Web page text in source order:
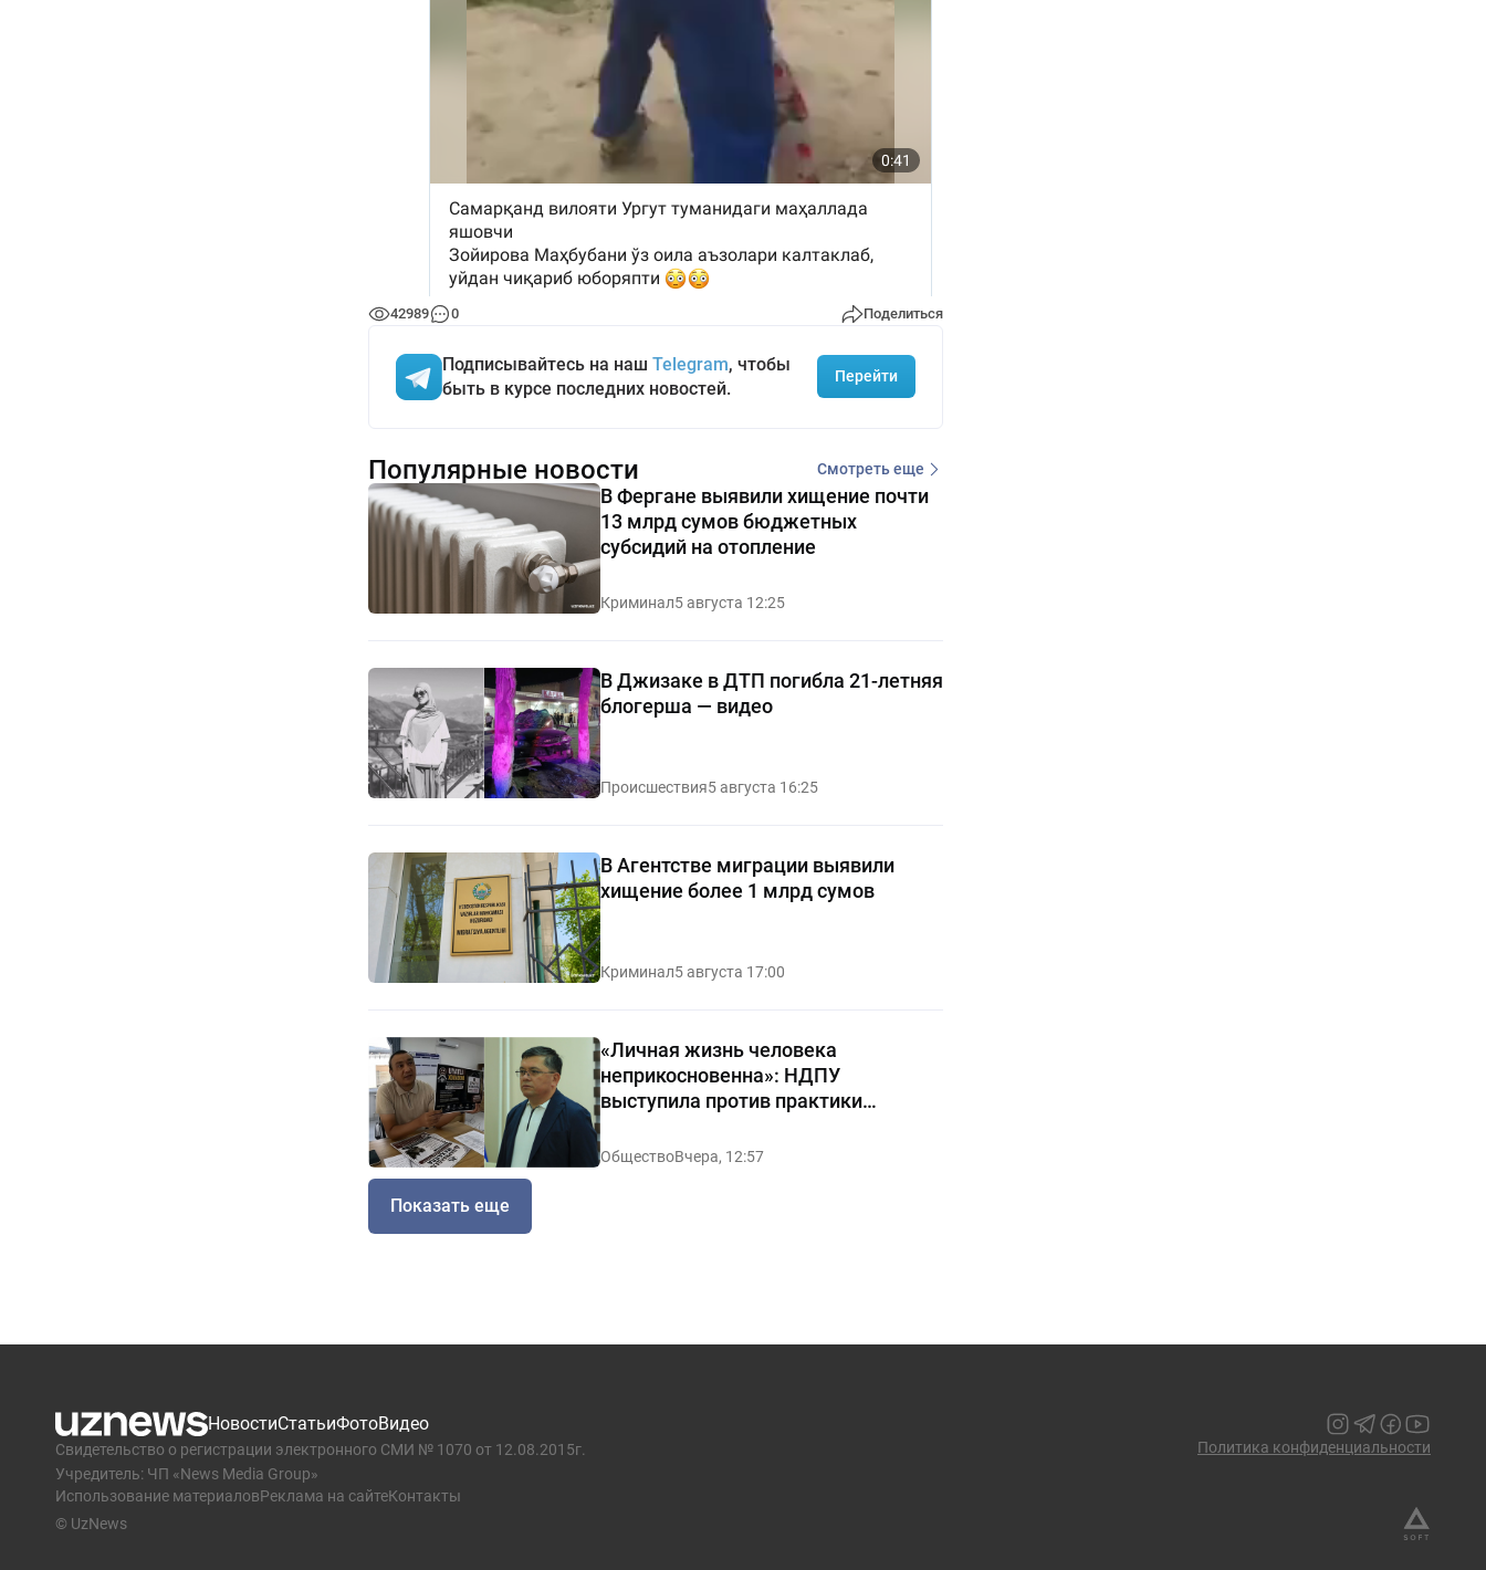
42989 0 Поделиться
Подписывайтесь на наш Telegram, чтобы
быть в курсе последних новостей.
Перейти
Популярные новости Смотреть еще
В Фергане выявили хищение почти
13 млрд сумов бюджетных
субсидий на отопление
Криминал5 августа 12:25
В Джизаке в ДТП погибла 21-летняя
блогерша — видео
Происшествия5 августа 16:25
В Агентстве миграции выявили
хищение более 1 млрд сумов
Криминал5 августа 17:00
«Личная жизнь человека
неприкосновенна»: НДПУ
выступила против практики
«позорных домов и махаллей»
ОбществоВчера, 12:57
Показать еще
НовостиСтатьиФотоВидео
Свидетельство о регистрации электронного СМИ № 1070 от 12.08.2015г.
Учредитель: ЧП «News Media Group»
Использование материаловРеклама на сайтеКонтакты
Политика конфиденциальности
© UzNews